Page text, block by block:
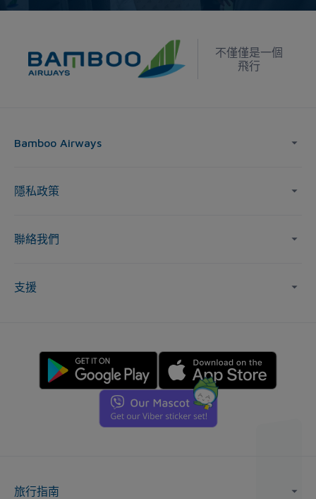
不僅僅是一個
飛行
Bamboo Airways
隱私政策
聯絡我們
支援
旅行指南